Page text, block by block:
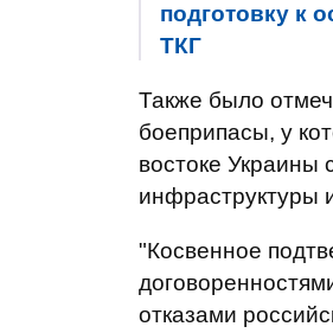
подготовку к
ТКГ
Также было
боеприпасы, у
востоке Украины
инфраструктуры
"Косвенное
отказами